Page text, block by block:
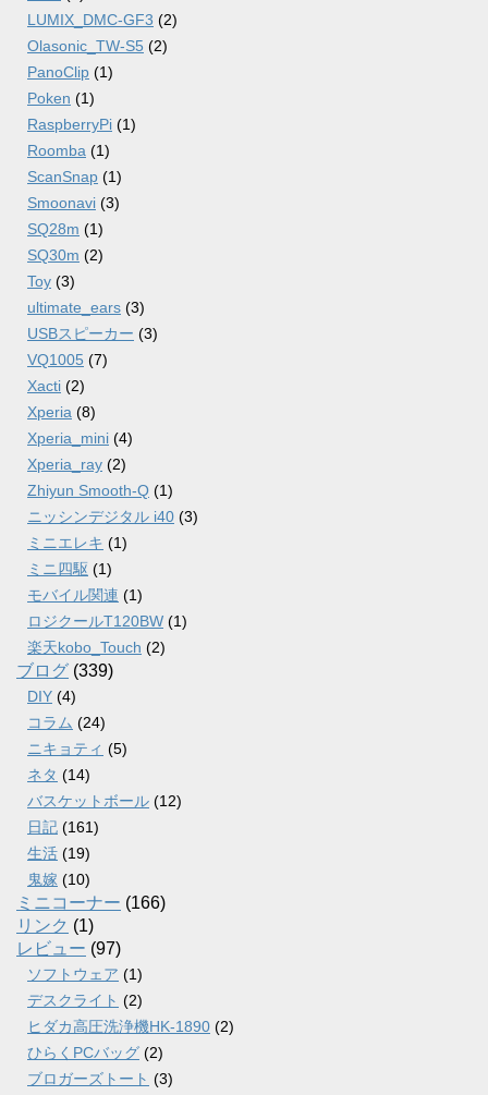
LUMIX_DMC-GF3 (2)
Olasonic_TW-S5 (2)
PanoClip (1)
Poken (1)
RaspberryPi (1)
Roomba (1)
ScanSnap (1)
Smoonavi (3)
SQ28m (1)
SQ30m (2)
Toy (3)
ultimate_ears (3)
USBスピーカー (3)
VQ1005 (7)
Xacti (2)
Xperia (8)
Xperia_mini (4)
Xperia_ray (2)
Zhiyun Smooth-Q (1)
ニッシンデジタル i40 (3)
ミニエレキ (1)
ミニ四駆 (1)
モバイル関連 (1)
ロジクールT120BW (1)
楽天kobo_Touch (2)
ブログ (339)
DIY (4)
コラム (24)
ニキョティ (5)
ネタ (14)
バスケットボール (12)
日記 (161)
生活 (19)
鬼嫁 (10)
ミニコーナー (166)
リンク (1)
レビュー (97)
ソフトウェア (1)
デスクライト (2)
ヒダカ高圧洗浄機HK-1890 (2)
ひらくPCバッグ (2)
ブロガーズトート (3)